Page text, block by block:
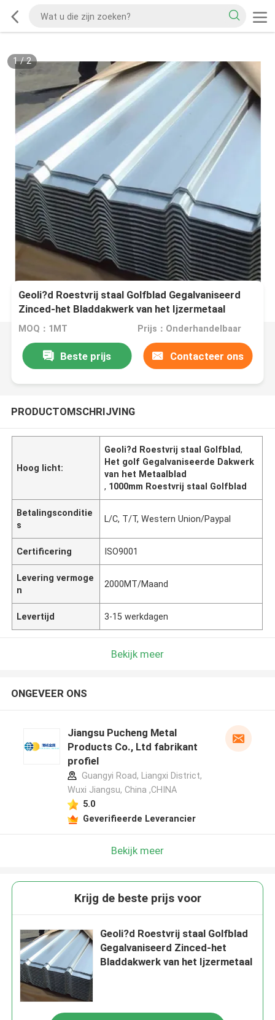
1/2
Geoli?d Roestvrij staal Golfblad Gegalvaniseerd
Zinced-het Bladdakwerk van het Ijzermetaal
MOQ：1MT Prijs：Onderhandelbaar
Beste prijs Contacteer ons
PRODUCTOMSCHRIJVING
Hoog licht:
Geoli?d Roestvrij staal Golfblad,
Het golf Gegalvaniseerde Dakwerk
van het Metaalblad
, 1000mm Roestvrij staal Golfblad
Betalingsconditie
s
L/C, T/T, Western Union/Paypal
Certificering ISO9001
Levering vermoge
n
2000MT/Maand
Levertijd 3-15 werkdagen
Bekijk meer
ONGEVEER ONS
Jiangsu Pucheng Metal
Products Co., Ltd fabrikant
profiel
Guangyi Road, Liangxi District,
Wuxi Jiangsu, China ,CHINA
5.0
Geverifieerde Leverancier
Bekijk meer
Krijg de beste prijs voor
Geoli?d Roestvrij staal Golfblad
Gegalvaniseerd Zinced-het
Bladdakwerk van het Ijzermetaal